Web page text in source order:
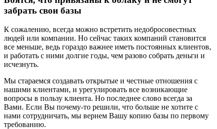
забрать свои базы
К сожалению, всегда можно встретить недобросовестных
людей или компании. Но сейчас таких компаний становится
все меньше, ведь гораздо важнее иметь постоянных клиентов,
и работать с ними долгие годы, чем разово собрать деньги и
исчезнуть.
Мы стараемся создавать открытые и честные отношения с
нашими клиентами, и урегулировать все возникающие
вопросы в пользу клиента. Но последнее слово всегда за
Вами. Если Вы почему-то решили, что больше не хотите с
нами сотрудничать, мы вернем Вашу копию базы по первому
требованию.